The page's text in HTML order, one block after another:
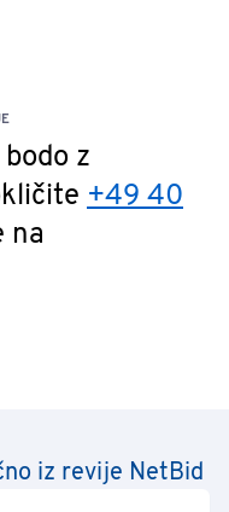
z
+49 40
na
iz revije NetBid